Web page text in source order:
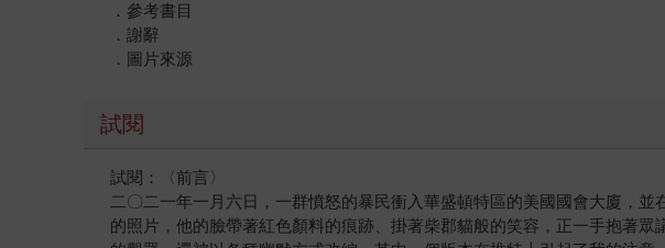
．參考書目
．謝辭
．圖片來源
試閱
試閱：〈前言〉
二〇二一年一月六日，一群憤怒的暴民衝入華盛頓特區的美國國會大廈，
的照片，他的臉帶著紅色顏料的痕跡、掛著柴郡貓般的笑容，正一手抱著